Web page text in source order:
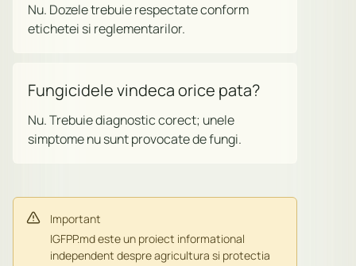
Nu. Dozele trebuie respectate conform
etichetei si reglementarilor.
Fungicidele vindeca orice pata?
Nu. Trebuie diagnostic corect; unele
simptome nu sunt provocate de fungi.
Important
IGFPP.md este un proiect informational
independent despre agricultura si protectia